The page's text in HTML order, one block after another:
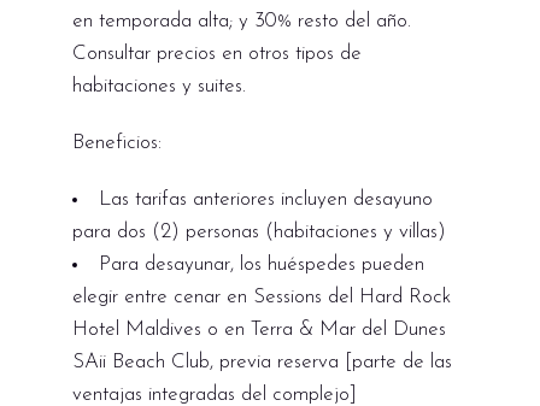
en temporada alta; y 30% resto del año.
Consultar precios en otros tipos de
habitaciones y suites.
Beneficios:
Las tarifas anteriores incluyen desayuno
para dos (2) personas (habitaciones y villas)
Para desayunar, los huéspedes pueden
elegir entre cenar en Sessions del Hard Rock
Hotel Maldives o en Terra & Mar del Dunes
SAii Beach Club, previa reserva [parte de las
ventajas integradas del complejo]